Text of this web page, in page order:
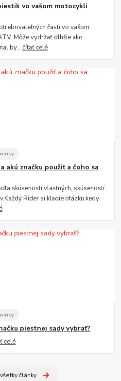
vo vašom motocykli
častí vo vašom
Môže vydržať dlhšie ako
by...čítať celé
akú značku použiť a čoho sa
skúseností vlastných, skúseností
Rider si kladie otázku kedy
piestnej sady vybrať?
celé
články